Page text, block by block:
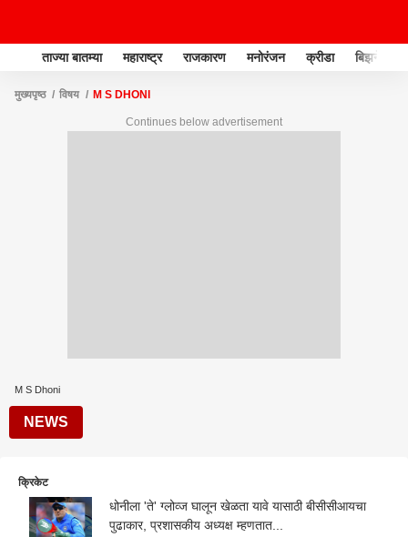
ताज्या बातम्या महाराष्ट्र राजकारण मनोरंजन क्रीडा बिझनेस
मुख्यपृष्ठ विषय M S DHONI
Continues below advertisement
M S Dhoni
NEWS
क्रिकेट
धोनीला 'ते' ग्लोव्ज घालून खेळता यावे यासाठी बीसीसीआयचा
पुढाकार, प्रशासकीय अध्यक्ष म्हणतात...